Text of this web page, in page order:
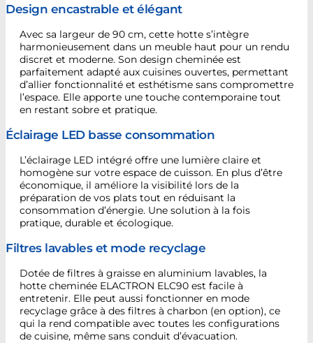
Design encastrable et élégant
Avec sa largeur de 90 cm, cette hotte s’intègre
harmonieusement dans un meuble haut pour un rendu
discret et moderne. Son design cheminée est
parfaitement adapté aux cuisines ouvertes, permettant
d’allier fonctionnalité et esthétisme sans compromettre
l’espace. Elle apporte une touche contemporaine tout
en restant sobre et pratique.
Éclairage LED basse consommation
L’éclairage LED intégré offre une lumière claire et
homogène sur votre espace de cuisson. En plus d’être
économique, il améliore la visibilité lors de la
préparation de vos plats tout en réduisant la
consommation d’énergie. Une solution à la fois
pratique, durable et écologique.
Filtres lavables et mode recyclage
Dotée de filtres à graisse en aluminium lavables, la
hotte cheminée ELACTRON ELC90 est facile à
entretenir. Elle peut aussi fonctionner en mode
recyclage grâce à des filtres à charbon (en option), ce
qui la rend compatible avec toutes les configurations
de cuisine, même sans conduit d’évacuation.